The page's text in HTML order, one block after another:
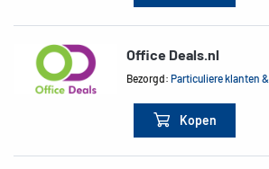
Office Deals.nl
Bezorgd:Particuliere klanten
Kopen